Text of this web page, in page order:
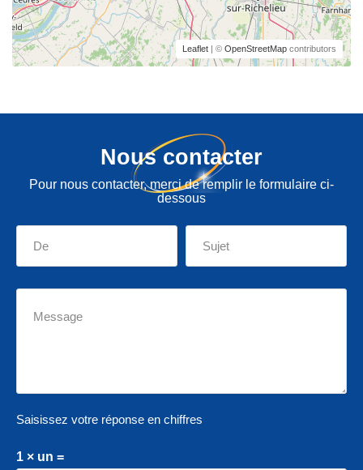
Leaflet | © OpenStreetMap contributors
Nous contacter
Pour nous contacter, merci de remplir le formulaire ci-
dessous
Saisissez votre réponse en chiffres
1 × un =